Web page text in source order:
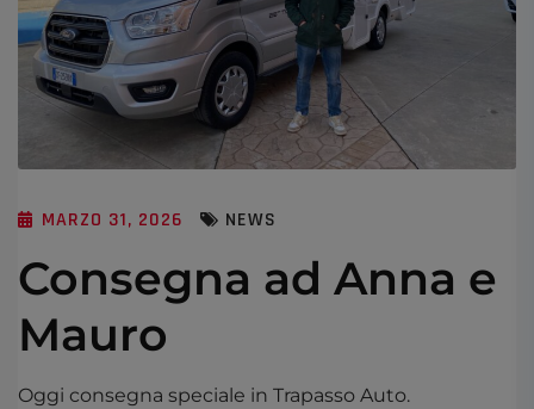
MARZO 31, 2026 NEWS
Consegna ad Anna e
Mauro
Oggi consegna speciale in Trapasso Auto.